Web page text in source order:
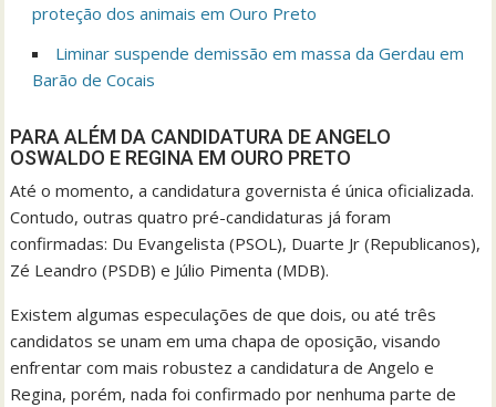
proteção dos animais em Ouro Preto
Liminar suspende demissão em massa da Gerdau em
Barão de Cocais
PARA ALÉM DA CANDIDATURA DE ANGELO
OSWALDO E REGINA EM OURO PRETO
Até o momento, a candidatura governista é única oficializada.
Contudo, outras quatro pré-candidaturas já foram
confirmadas: Du Evangelista (PSOL), Duarte Jr (Republicanos),
Zé Leandro (PSDB) e Júlio Pimenta (MDB).
Existem algumas especulações de que dois, ou até três
candidatos se unam em uma chapa de oposição, visando
enfrentar com mais robustez a candidatura de Angelo e
Regina, porém, nada foi confirmado por nenhuma parte de